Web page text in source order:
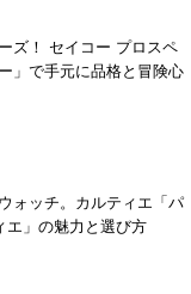
ズ！ セイコー プロスペ
」で手元に品格と冒険心
ォッチ。カルティエ「パ
エ」の魅力と選び方